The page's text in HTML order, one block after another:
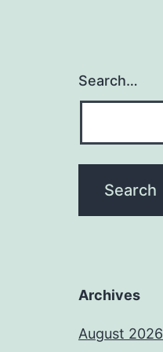
Search…
Archives
August 2026